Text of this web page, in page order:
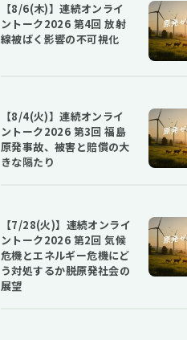
【8/6(木)】連続オンライ
ントーク2026 第4回 放射
線被ばく影響の不可視化
【8/4(火)】連続オンライ
ントーク2026 第3回 福島
原発事故、被害と賠償の大
きな隔たり
【7/28(火)】連続オンライ
ントーク2026 第2回 気候
危機とエネルギー危機にど
う対処するか――脱原発社会の
展望